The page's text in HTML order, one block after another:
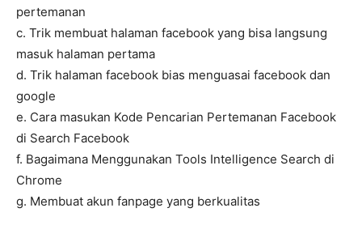
pertemanan
c. Trik membuat halaman facebook yang bisa langsung
masuk halaman pertama
d. Trik halaman facebook bias menguasai facebook dan
google
e. Cara masukan Kode Pencarian Pertemanan Facebook
di Search Facebook
f. Bagaimana Menggunakan Tools Intelligence Search di
Chrome
g. Membuat akun fanpage yang berkualitas